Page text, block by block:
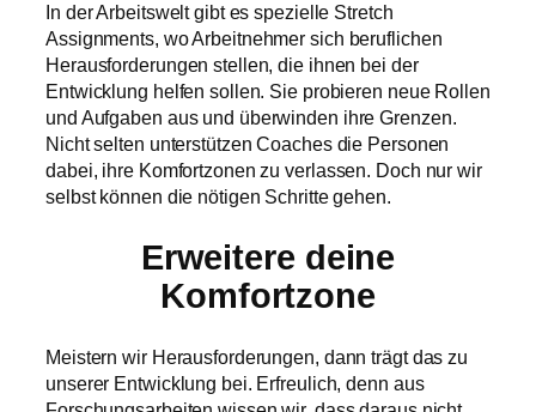
In der Arbeitswelt gibt es spezielle Stretch
Assignments, wo Arbeitnehmer sich beruflichen
Herausforderungen stellen, die ihnen bei der
Entwicklung helfen sollen. Sie probieren neue Rollen
und Aufgaben aus und überwinden ihre Grenzen.
Nicht selten unterstützen Coaches die Personen
dabei, ihre Komfortzonen zu verlassen. Doch nur wir
selbst können die nötigen Schritte gehen.
Erweitere deine
Komfortzone
Meistern wir Herausforderungen, dann trägt das zu
unserer Entwicklung bei. Erfreulich, denn aus